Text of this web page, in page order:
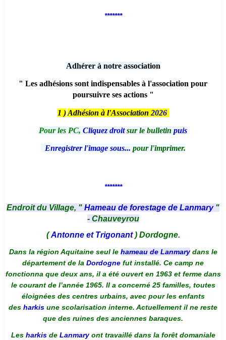
*******
Adhérer à notre association
" Les adhésions sont indispensables à l'association pour
poursuivre ses actions "
1 ) Adhésion à l'Association 2026
Pour les PC, Cliquez droitsur le bulletin puis
Enregistrer l'image sous... pour l'imprimer.
*******
Endroit du Village, " Hameau de forestage de Lanmary "
- Chauveyrou
(Antonne et Trigonant) Dordogne.
Dans la région Aquitaine seul le hameau de Lanmarydans le
département de la Dordogne fut installé. Ce camp ne
fonctionna que deux ans, il a été ouvert en 1963 et ferme dans
le courant de l’année 1965. Il a concerné 25 familles, toutes
éloignées des centres urbains, avec pour les enfants
des harkis une scolarisation interne. Actuellement il ne reste
que des ruines des anciennes baraques.
Les harkis de Lanmaryont travaillé dans la forêt domaniale